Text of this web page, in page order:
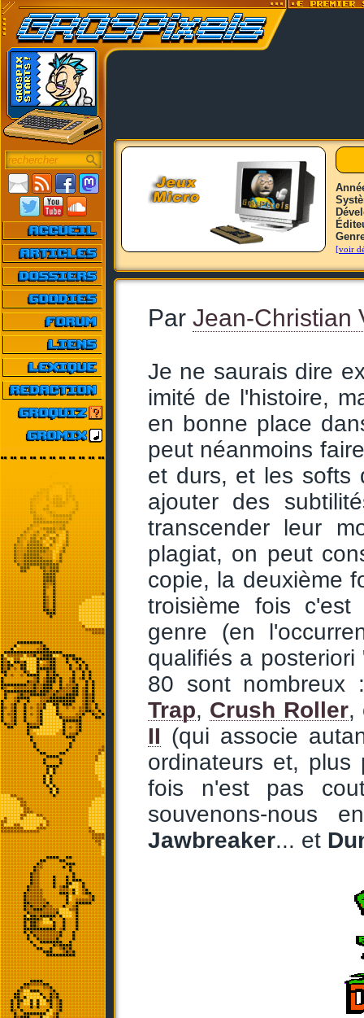
[voir
Par Jean-Christian
Je ne saurais dire
imité de l'histoire,
en bonne place
peut néanmoins
et durs, et les softs
ajouter des
transcender leur
plagiat, on peut
copie, la deuxième
troisième fois
genre (en
qualifiés a
80 sont
Trap, Crush Roller,
II (qui associe
ordinateurs et,
fois n'est pas
souvenons-nous
Jawbreaker... et